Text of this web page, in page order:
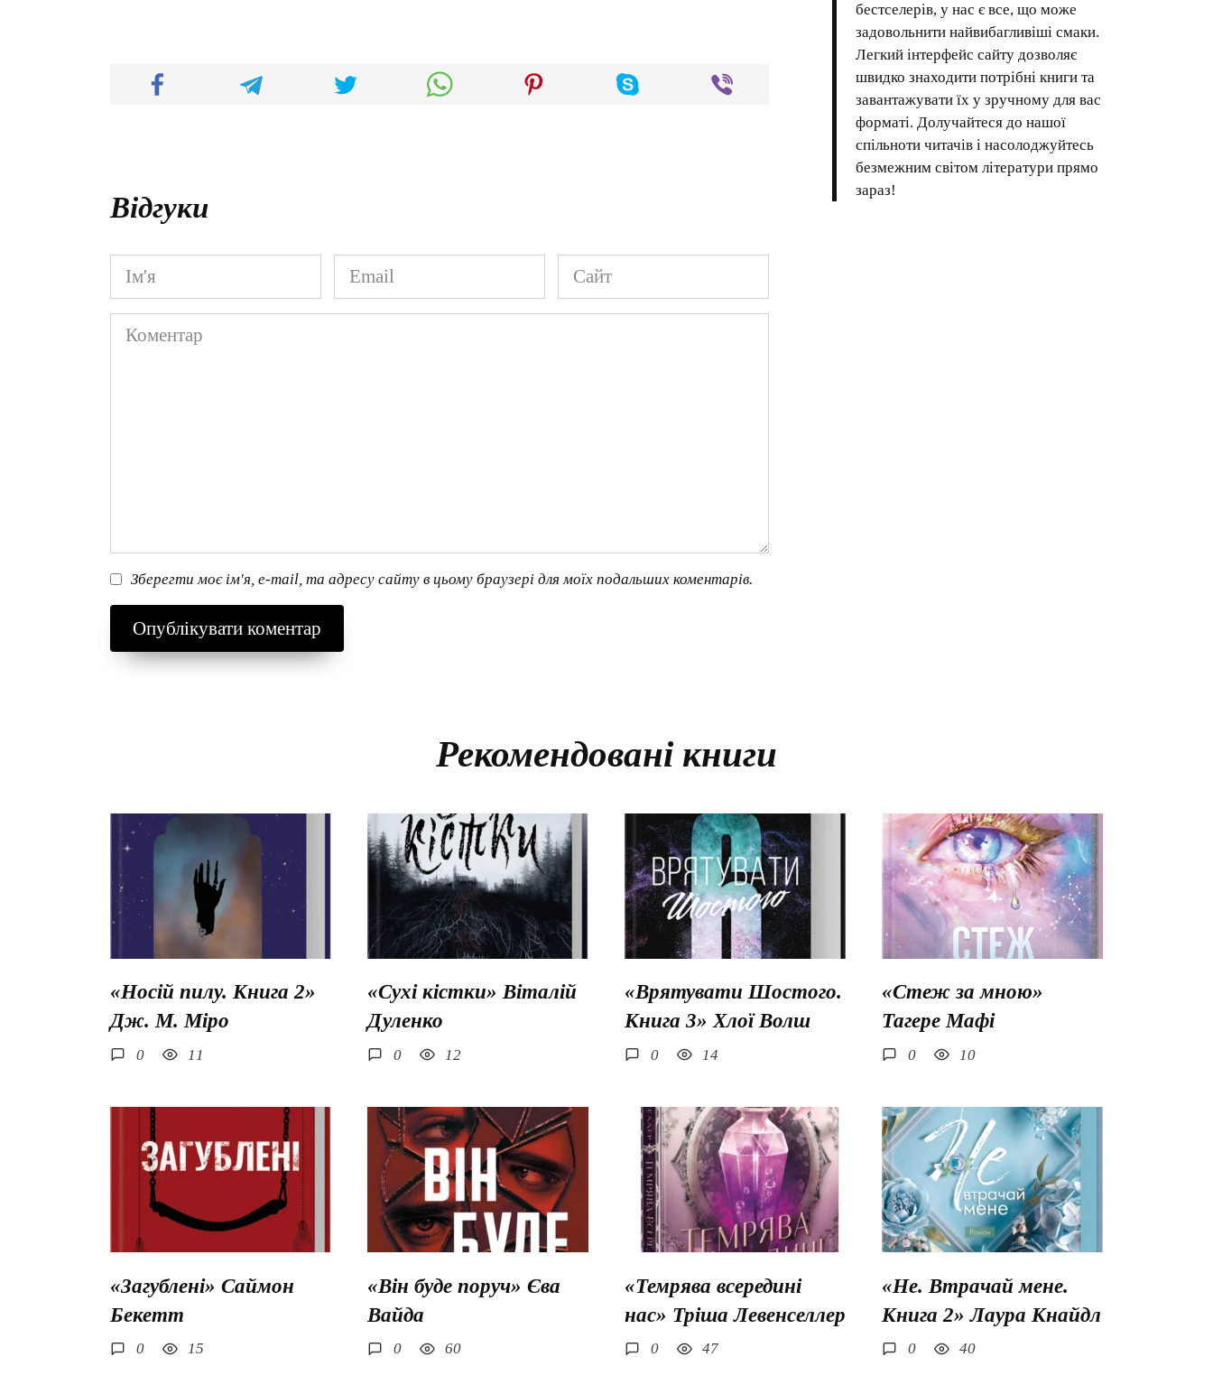
Відгуки
Ім'я
*
Email
*
Сайт
Коментар
Зберегти моє ім'я, e-mail, та адресу сайту в цьому браузері для моїх подальших коментарів.
бестселерів, у нас є все, що може
задовольнити найвибагливіші смаки.
Легкий інтерфейс сайту дозволяє
швидко знаходити потрібні книги та
завантажувати їх у зручному для вас
форматі. Долучайтеся до нашої
спільноти читачів і насолоджуйтесь
безмежним світом літератури прямо
зараз!
Рекомендовані книги
«Носій пилу. Книга 2»
Дж. М. Міро
0 11
«Сухі кістки» Віталій
Дуленко
0 12
«Врятувати Шостого.
Книга 3» Хлої Волш
0 14
«Стеж за мною»
Тагере Мафі
0 10
«Загублені» Саймон
Бекетт
0 15
«Він буде поруч» Єва
Вайда
0 60
«Темрява всередині
нас» Тріша Левенселлер
0 47
«Не. Втрачай мене.
Книга 2» Лаура Кнайдл
0 40